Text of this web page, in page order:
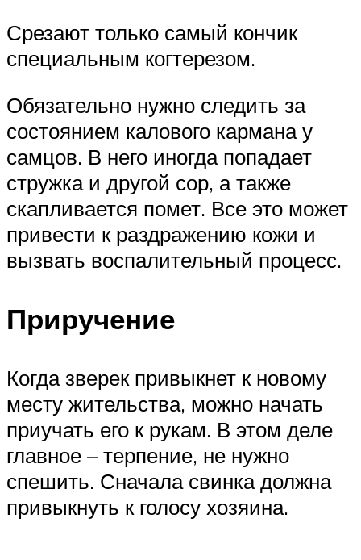
Срезают только самый кончик
специальным когтерезом.
Обязательно нужно следить за
состоянием калового кармана у
самцов. В него иногда попадает
стружка и другой сор, а также
скапливается помет. Все это может
привести к раздражению кожи и
вызвать воспалительный процесс.
Приручение
Когда зверек привыкнет к новому
месту жительства, можно начать
приучать его к рукам. В этом деле
главное – терпение, не нужно
спешить. Сначала свинка должна
привыкнуть к голосу хозяина.